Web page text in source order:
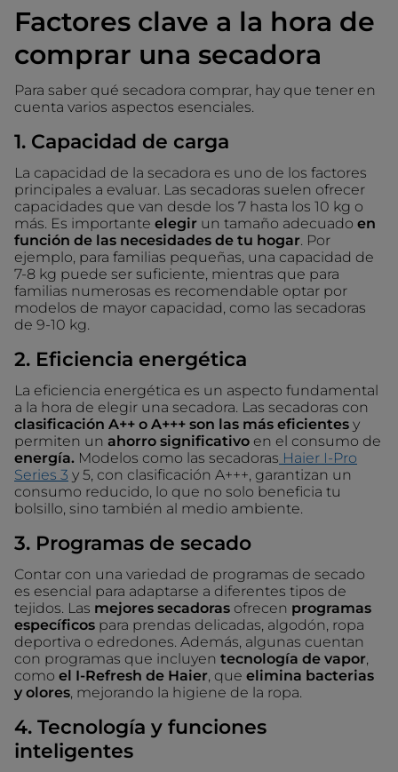
Factores clave a la hora de
comprar una secadora
Para saber qué secadora comprar, hay que tener en
cuenta varios aspectos esenciales.
1. Capacidad de carga
La capacidad de la secadora es uno de los factores
principales a evaluar. Las secadoras suelen ofrecer
capacidades que van desde los 7 hasta los 10 kg o
más. Es importante elegir un tamaño adecuado en
función de las necesidades de tu hogar. Por
ejemplo, para familias pequeñas, una capacidad de
7-8 kg puede ser suficiente, mientras que para
familias numerosas es recomendable optar por
modelos de mayor capacidad, como las secadoras
de 9-10 kg.
2. Eficiencia energética
La eficiencia energética es un aspecto fundamental
a la hora de elegir una secadora. Las secadoras con
clasificación A++ o A+++ son las más eficientes y
permiten un ahorro significativo en el consumo de
energía. Modelos como las secadoras Haier I-Pro
Series 3 y 5, con clasificación A+++, garantizan un
consumo reducido, lo que no solo beneficia tu
bolsillo, sino también al medio ambiente.
3. Programas de secado
Contar con una variedad de programas de secado
es esencial para adaptarse a diferentes tipos de
tejidos. Las mejores secadoras ofrecen programas
específicos para prendas delicadas, algodón, ropa
deportiva o edredones. Además, algunas cuentan
con programas que incluyen tecnología de vapor
como el I-Refresh de Haier , que elimina bacterias
y olores , mejorando la higiene de la ropa.
4. Tecnología y funciones
inteligentes